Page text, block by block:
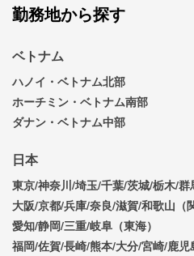
勤務地から探す
ベトナム
ハノイ・ベトナム北部
ホーチミン・ベトナム南部
ダナン・ベトナム中部
日本
東京/神奈川/埼玉/千葉/茨城/栃木/群
大阪/京都/兵庫/奈良/滋賀/和歌山（
愛知/静岡/三重/岐阜（東海）
福岡/佐賀/長崎/熊本/大分/宮崎/鹿児